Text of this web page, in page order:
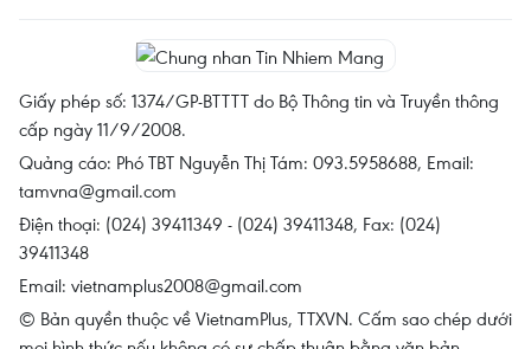
Giấy phép số: 1374/GP-BTTTT do Bộ Thông tin và Truyền thông
cấp ngày 11/9/2008.
Quảng cáo: Phó TBT Nguyễn Thị Tám: 093.5958688, Email:
tamvna@gmail.com
Điện thoại: (024) 39411349 - (024) 39411348, Fax: (024)
39411348
Email: vietnamplus2008@gmail.com
© Bản quyền thuộc về VietnamPlus, TTXVN. Cấm sao chép dưới